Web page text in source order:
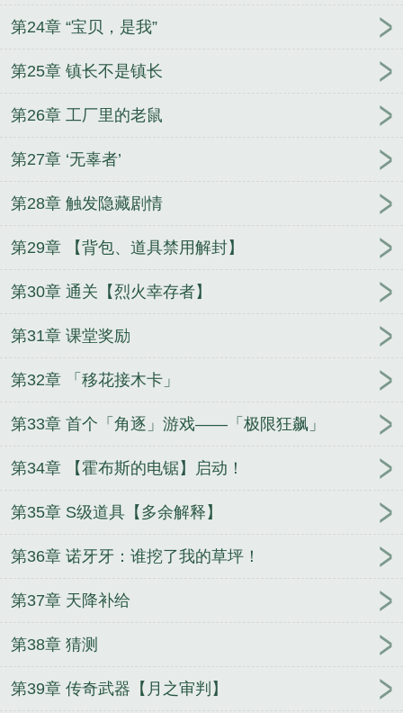
第24章 “宝贝，是我”
第25章 镇长不是镇长
第26章 工厂里的老鼠
第27章 ‘无辜者’
第28章 触发隐藏剧情
第29章 【背包、道具禁用解封】
第30章 通关【烈火幸存者】
第31章 课堂奖励
第32章 「移花接木卡」
第33章 首个「角逐」游戏——「极限狂飙」
第34章 【霍布斯的电锯】启动！
第35章 S级道具【多余解释】
第36章 诺牙牙：谁挖了我的草坪！
第37章 天降补给
第38章 猜测
第39章 传奇武器【月之审判】